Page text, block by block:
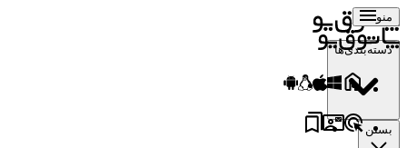
منو
دسته‌بندی‌ها
بستن